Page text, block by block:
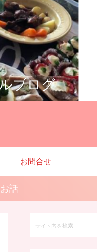
ブログ
お問合せ
話